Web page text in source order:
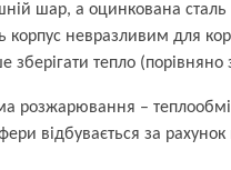
шар, а оцинкована сталь
корпус невразливим для
зберігати тепло
розжарювання –
відбувається за рахунок